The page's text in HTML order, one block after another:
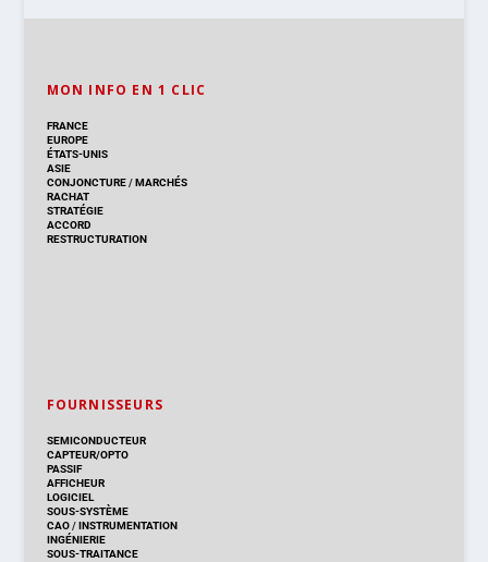
MON INFO EN 1 CLIC
FRANCE
EUROPE
ÉTATS-UNIS
ASIE
CONJONCTURE/MARCHÉS
RACHAT
STRATÉGIE
ACCORD
RESTRUCTURATION
FOURNISSEURS
SEMICONDUCTEUR
CAPTEUR/OPTO
PASSIF
AFFICHEUR
LOGICIEL
SOUS-SYSTÈME
CAO/INSTRUMENTATION
INGÉNIERIE
SOUS-TRAITANCE